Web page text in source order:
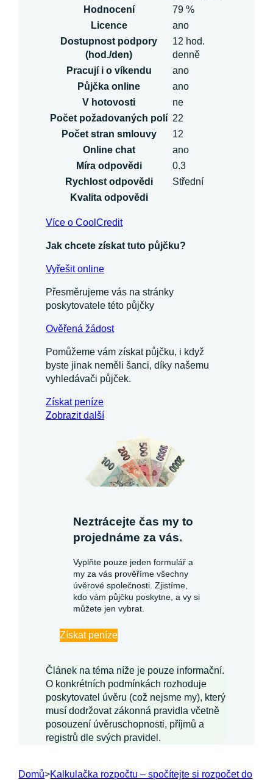
Hodnocení
79 %
Licence
ano
Dostupnost podpory
(hod./den)
12 hod.
denně
Pracují i o víkendu
ano
Půjčka online
ano
V hotovosti
ne
Počet požadovaných polí 22
Počet stran smlouvy
12
Online chat
ano
Míra odpovědi
0.3
Rychlost odpovědi
Střední
Kvalita odpovědi
Více o CoolCredit
Jak chcete získat tuto půjčku?
Vyřešit online
Přesměrujeme vás na stránky
poskytovatele této půjčky
Ověřená žádost
Pomůžeme vám získat půjčku, i když
byste jinak neměli šanci, díky našemu
vyhledávači půjček.
Získatpeníze
Zobrazit další
Neztrácejte čas my to
projednáme za vás.
Vyplňte pouze jeden formulář a
my za vás prověříme všechny
úvěrové společnosti. Zjistíme,
kdo vám půjčku poskytne, a vy si
můžete jen vybrat.
Získat peníze
Článek na téma níže je pouze informační.
O konkrétních podmínkách rozhoduje
poskytovatel úvěru (což nejsme my), který
musí dodržovat zákonná pravidla včetně
posouzení úvěruschopnosti, příjmů a
registrů dle svých pravidel.
Domů>Kalkulačka rozpočtu – spočítejte si rozpočet do